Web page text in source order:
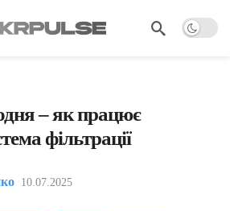
– як працює
фільтрації
10.07.2025